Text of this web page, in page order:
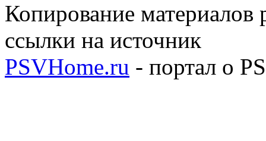
Копирование материалов
ссылки на источник
PSVHome.ru - портал о